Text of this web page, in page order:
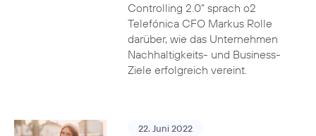
Controlling 2.0“ sprach o2
Telefónica CFO Markus Rolle
darüber, wie das Unternehmen
Nachhaltigkeits- und Business-
Ziele erfolgreich vereint.
22. Juni 2022